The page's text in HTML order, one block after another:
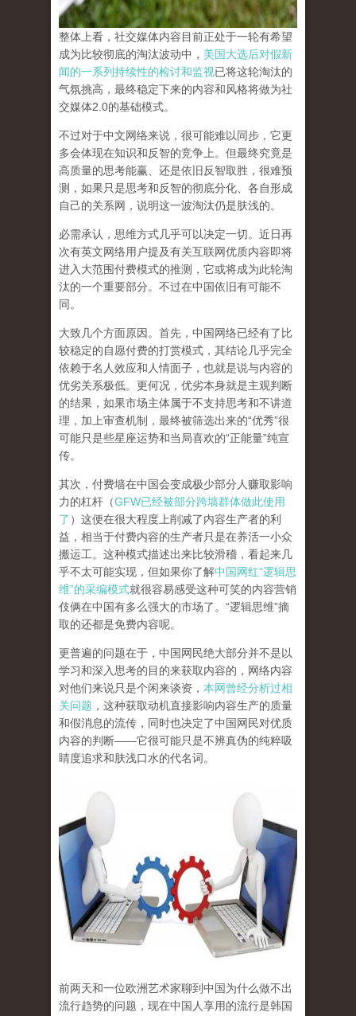
整体上看，社交媒体内容目前正处于一轮有希望
成为比较彻底的淘汰波动中， 美国大选后对假新
闻的一系列持续性的检讨和监视已将这轮淘汰的
气氛挑高，最终稳定下来的内容和风格将做为社
交媒体2.0的基础模式。
不过对于中文网络来说，很可能难以同步，它更
多会体现在知识和反智的竞争上。但最终究竟是
高质量的思考能赢、还是依旧反智取胜，很难预
测，如果只是思考和反智的彻底分化、各自形成
自己的关系网，说明这一波淘汰仍是肤浅的。
必需承认，思维方式几乎可以决定一切。近日再
次有英文网络用户提及有关互联网优质内容即将
进入大范围付费模式的推测，它或将成为此轮淘
汰的一个重要部分。不过在中国依旧有可能不
同。
大致几个方面原因。首先，中国网络已经有了比
较稳定的自愿付费的打赏模式，其结论几乎完全
依赖于名人效应和人情面子，也就是说与内容的
优劣关系极低。更何况，优劣本身就是主观判断
的结果，如果市场主体属于不支持思考和不讲道
理，加上审查机制，最终被筛选出来的“优秀”很
可能只是些星座运势和当局喜欢的“正能量”纯宣
传。
其次，付费墙在中国会变成极少部分人赚取影响
力的杠杆（GFW已经被部分跨墙群体做此使用
了 ）这便在很大程度上削减了内容生产者的利
益，相当于付费内容的生产者只是在养活一小众
搬运工。这种模式描述出来比较滑稽，看起来几
乎不太可能实现，但如果你了解中国网红“逻辑思
维”的采编模式就很容易感受这种可笑的内容营销
伎俩在中国有多么强大的市场了。“逻辑思维”摘
取的还都是免费内容呢。
更普遍的问题在于，中国网民绝大部分并不是以
学习和深入思考的目的来获取内容的，网络内容
对他们来说只是个闲来谈资， 本网曾经分析过相
关问题 ，这种获取动机直接影响内容生产的质量
和假消息的流传，同时也决定了中国网民对优质
内容的判断——它很可能只是不辨真伪的纯粹吸
睛度追求和肤浅口水的代名词。
前两天和一位欧洲艺术家聊到中国为什么做不出
流行趋势的问题，现在中国人享用的流行是韩国